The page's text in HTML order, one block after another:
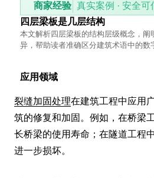
商家经验 真实案例 · 安全可
四层梁板是几层结构
本文解析四层梁板的结构层级概念，阐
异，帮助读者准确区分建筑术语中的数
应用领域
裂缝加固处理在建筑工程中应用
筑的修复和加固。例如，在桥梁
长桥梁的使用寿命；在隧道工程
进一步损坏。